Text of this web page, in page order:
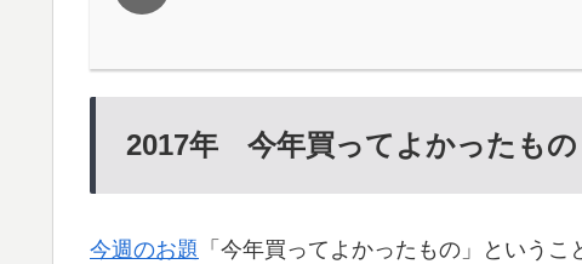
2017年 今年買ってよかったもの
今週のお題 「今年買ってよかったもの」という